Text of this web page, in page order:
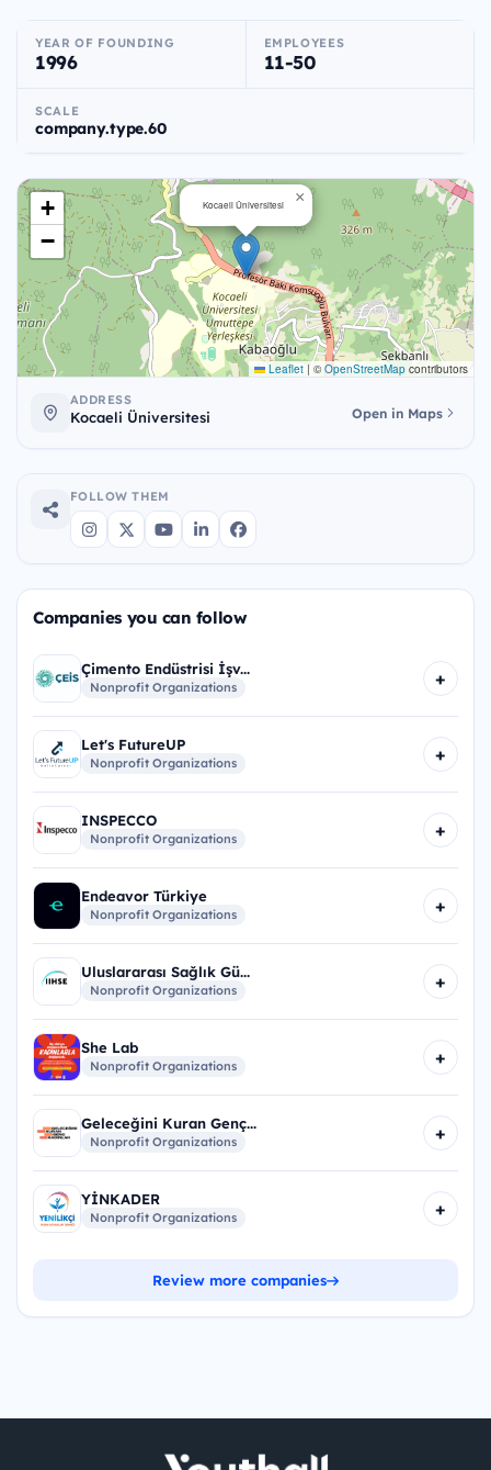
YEAR OF FOUNDING
1996
EMPLOYEES
11-50
SCALE
company.type.60
Kocaeli Üniversitesi ×
+
−
Leaflet | ©OpenStreetMap contributors
ADDRESS
Kocaeli Üniversitesi Open in Maps
FOLLOW THEM
Companies you can follow
Çimento Endüstrisi İşv...
Nonprofit Organizations +
Let's FutureUP
Nonprofit Organizations +
INSPECCO
Nonprofit Organizations +
Endeavor Türkiye
Nonprofit Organizations +
Uluslararası Sağlık Gü...
Nonprofit Organizations +
She Lab
Nonprofit Organizations +
Geleceğini Kuran Genç...
Nonprofit Organizations +
YİNKADER
Nonprofit Organizations +
Review more companies